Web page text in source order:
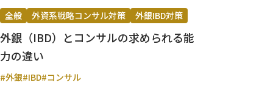
全般 外資系戦略コンサル対策 外銀IBD対策
外銀（IBD）とコンサルの求められる能
力の違い
#外銀#IBD#コンサル